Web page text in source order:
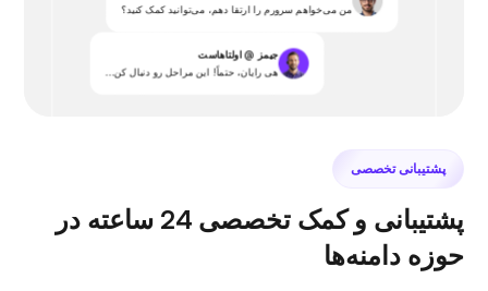
من می‌خواهم سرورم را ارتقا دهم، می‌توانید کمک کنید؟
جیمز @ اولتاهاست
هی رایان، حتماً! این مراحل رو دنبال کن...
پشتیبانی تخصصی
پشتیبانی و کمک تخصصی 24 ساعته در
حوزه دامنه‌ها